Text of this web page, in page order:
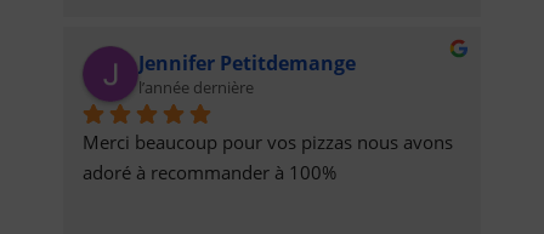
Jennifer Petitdemange
l’année dernière
Merci beaucoup pour vos pizzas nous avons
adoré à recommander à 100%